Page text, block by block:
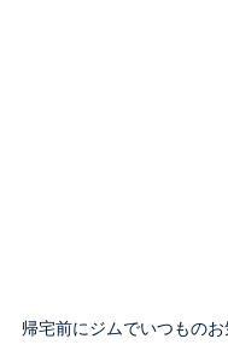
帰宅前にジムでいつもの